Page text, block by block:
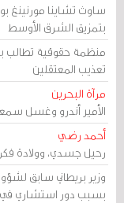
ساوث تشاينا مورنينغ
بتمزيق الشرق الأوسط
منظمة حقوقية تطالب
تعذيب المعتقلين
مرآة البحرين
الأمير أندرو وغسل
أحمد رضي
رحيل جسدي، وولادة
وزير بريطاني سابق
بسبب دور استشاري في